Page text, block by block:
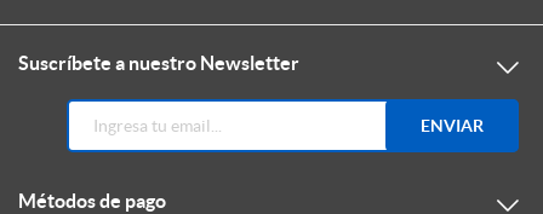
Suscríbete a nuestro Newsletter
ENVIAR
Métodos de pago